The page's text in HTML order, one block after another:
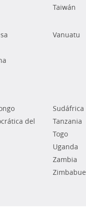
Taiwán
Vanuatu
del
Sudáfrica
Tanzania
Togo
Uganda
Zambia
Zimbabue